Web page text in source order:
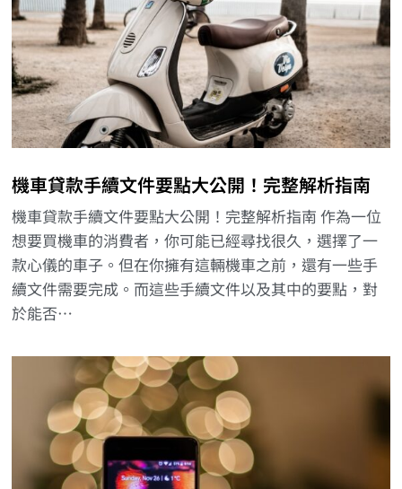
機車貸款手續文件要點大公開！完整解析指南
機車貸款手續文件要點大公開！完整解析指南 作為一位
想要買機車的消費者，你可能已經尋找很久，選擇了一
款心儀的車子。但在你擁有這輛機車之前，還有一些手
續文件需要完成。而這些手續文件以及其中的要點，對
於能否…